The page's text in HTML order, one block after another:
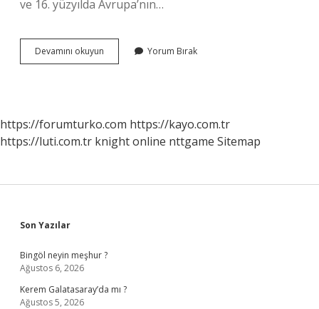
ve 16. yüzyılda Avrupa’nın…
Devamını okuyun Hümanist
Yaklaşım
Yorum Bırak
https://forumturko.com https://kayo.com.tr
https://luti.com.tr knight online nttgame Sitemap
Sidebar
Son Yazılar
Bingöl neyin meşhur ?
Ağustos 6, 2026
Kerem Galatasaray’da mı ?
Ağustos 5, 2026